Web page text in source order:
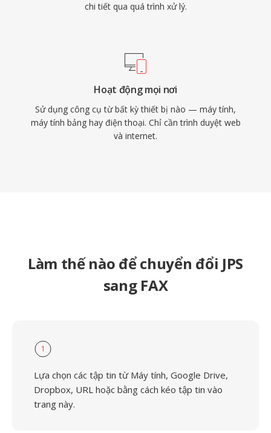
chi tiết qua quá trình xử lý.
Hoạt động mọi nơi
Sử dụng công cụ từ bất kỳ thiết bị nào — máy tính,
máy tính bảng hay điện thoại. Chỉ cần trình duyệt web
và internet.
Làm thế nào để chuyển đổi JPS
sang FAX
1
Lựa chọn các tập tin từ Máy tính, Google Drive,
Dropbox, URL hoặc bằng cách kéo tập tin vào
trang này.